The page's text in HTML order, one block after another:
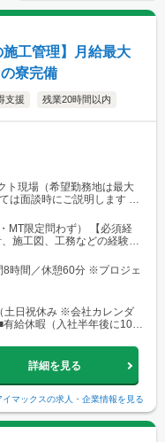
工管理】月給最大
寮完備
支援 残業20時間以内
ト現場（希望勤務地は最大
は面談時にご説明します
ー1055 └アクセス：京王線
とした首都圏のほか、栃
神奈川などに関東圏内の現
※宮城県エリアのほか、青
支店 札幌
セス：地下鉄「北12条
札幌を中心とした道央圏の
業所 兵庫県神戸市中央区
三宮・花時計前駅」から徒
、近畿圏を中心としたエリ
国）にも現場あり。 ■関
梅田1-1-3-500 大阪駅前第3ビ
梅田駅」、御堂筋線「梅田
※関西、近畿圏を中心とし
も現場あり。
MT限定問わず） 【必須経
施工図、工務などの経験を
時間／休憩60分 ※プロジェ
土日祝休み ※会社カレンダ
給休暇（入社半年後に10日
詳細を見る
マックスの求人・企業情報を見る